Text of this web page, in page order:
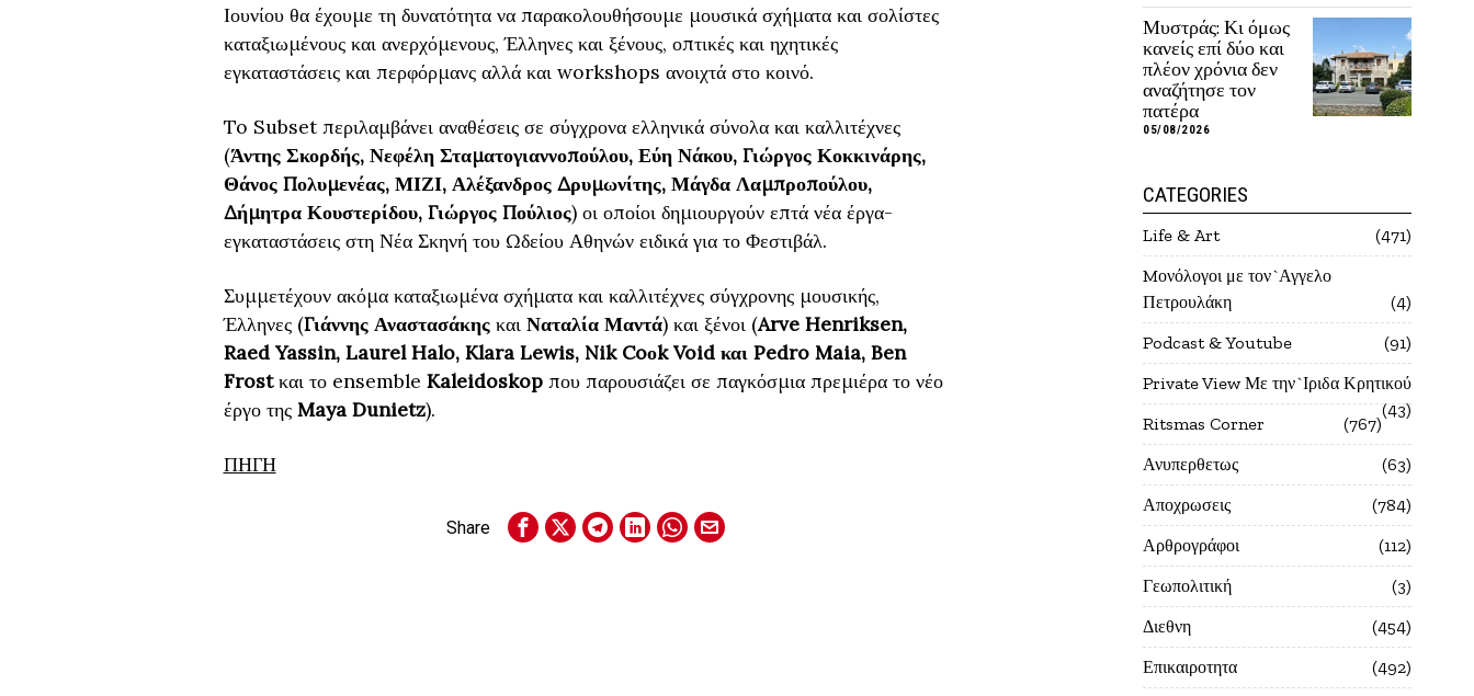
Ιουνίου θα έχουμε τη δυνατότητα να παρακολουθήσουμε μουσικά σχήματα και σολίστες
καταξιωμένους και ανερχόμενους, Έλληνες και ξένους, οπτικές και ηχητικές
εγκαταστάσεις και περφόρμανς αλλά και workshops ανοιχτά στο κοινό.
To Subset περιλαμβάνει αναθέσεις σε σύγχρονα ελληνικά σύνολα και καλλιτέχνες
(Άντης Σκορδής, Νεφέλη Σταματογιαννοπούλου, Εύη Νάκου, Γιώργος Κοκκινάρης,
Θάνος Πολυμενέας, ΜΙΖΙ, Αλέξανδρος Δρυμωνίτης, Μάγδα Λαμπροπούλου,
Δήμητρα Κουστερίδου, Γιώργος Πούλιος) οι οποίοι δημιουργούν επτά νέα έργα-
εγκαταστάσεις στη Νέα Σκηνή του Ωδείου Αθηνών ειδικά για το Φεστιβάλ.
Συμμετέχουν ακόμα καταξιωμένα σχήματα και καλλιτέχνες σύγχρονης μουσικής,
Έλληνες (Γιάννης ΑναστασάκηςκαιΝαταλία Μαντά) και ξένοι (Arve Henriksen,
Raed Yassin, Laurel Halo, Klara Lewis, Nik Coοk Void και Pedro Maia, Ben
Frostκαι το ensemble Kaleidoskopπου παρουσιάζει σε παγκόσμια πρεμιέρα το νέο
έργο τηςMaya Dunietz).
ΠΗΓΗ
Share
Μυστράς: Κι όμως
κανείς επί δύο και
πλέον χρόνια δεν
αναζήτησε τον
πατέρα
05/08/2026
CATEGORIES
Life & Art
471
Mονόλογοι με τον`Αγγελο
Πετρουλάκη
4
Podcast & Youtube
91
Private View Με την`Ιριδα Κρητικού
43
Ritsmas Corner
767
Ανυπερθετως
63
Αποχρωσεις
784
Αρθρογράφοι
112
Γεωπολιτική
3
Διεθνη
454
Επικαιροτητα
492